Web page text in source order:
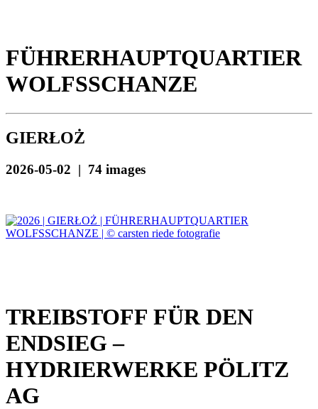
FÜHRERHAUPTQUARTIER
WOLFSSCHANZE
GIERŁOŻ
2026-05-02 | 74 images
TREIBSTOFF FÜR DEN
ENDSIEG –
HYDRIERWERKE PÖLITZ
AG